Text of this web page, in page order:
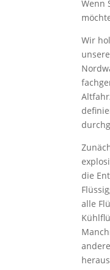
Wenn
Wir
die
alle